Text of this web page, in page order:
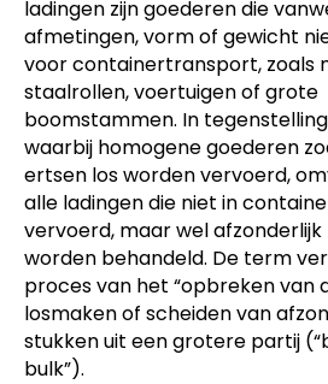
ladingen zijn goederen die
afmetingen, vorm of gewicht
voor containertransport, zoals
staalrollen, voertuigen of grote
boomstammen. In
waarbij homogene goederen
ertsen los worden vervoerd,
alle ladingen die niet in
vervoerd, maar wel afzonderlijk
worden behandeld. De term
proces van het “opbreken van
losmaken of scheiden van
stukken uit een grotere partij
bulk”).